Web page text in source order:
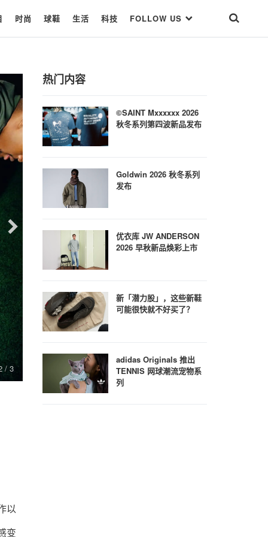
时尚 球鞋 生活 科技 FOLLOW US
/ 3
以
变
热门内容
©SAINT Mxxxxxx 2026
秋冬系列第四波新品发布
Goldwin 2026 秋冬系列
发布
优衣库 JW ANDERSON
2026 早秋新品焕彩上市
新「潜力股」，这些新鞋
可能很快就不好买了？
adidas Originals 推出
TENNIS 网球潮流宠物系
列